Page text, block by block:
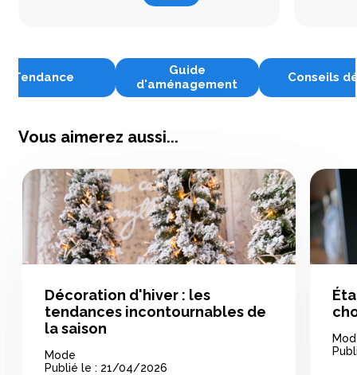
Tendance
Guide
d'aménagement
Conseils
Vous aimerez aussi...
Décoration d'hiver : les
tendances incontournables de
la saison
Mode
Publié le : 21/04/2026